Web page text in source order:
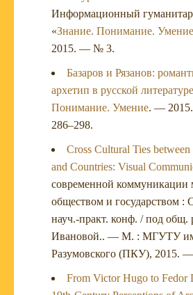
Информационный
«Знание. Понимание. Умение
2015. — № 3.
Базаров и Рязанов:
архетип в русской литературе
Понимание. Умение. —
286–298.
Cross Cultural Ties between
and Countries: Visual
современной коммуникации
обществом и государством :
науч.-практ. конф. / под общ.
Ивановой.. — М. : МГУТУ
Разумовского (ПКУ), 2015.
From Victor Hugo to Fedor